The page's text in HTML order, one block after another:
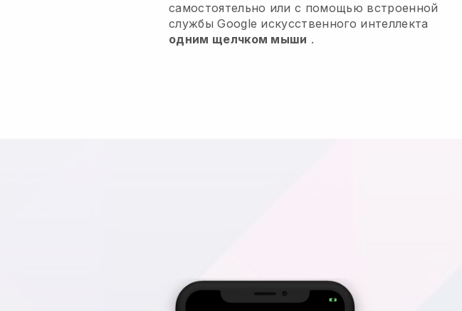
самостоятельно или с помощью встроенной
службы Google искусственного интеллекта
одним щелчком мыши .